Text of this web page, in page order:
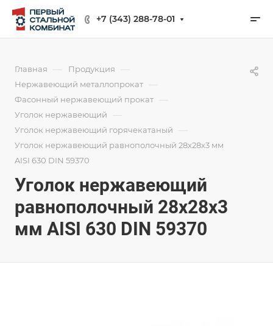
+7 (343) 288-78-01
Главная — Продукция —
Нержавеющий металлопрокат —
Фасонный нержавеющий прокат —
Уголок нержавеющий —
Уголок нержавеющий горячекатаный —
Уголок нержавеющий равнополочный 28х28х3 мм
AISI 630 DIN 59370
Уголок нержавеющий
равнополочный 28х28х3
мм AISI 630 DIN 59370